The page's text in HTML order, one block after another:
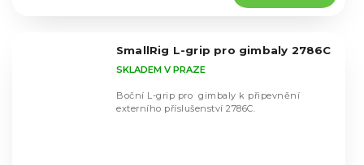
SmallRig L-grip pro gimbaly 2786C
SKLADEM V PRAZE
Boční L-grip pro gimbaly k připevnění
externího příslušenství 2786C.